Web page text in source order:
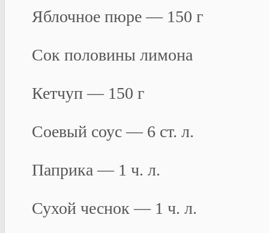
Яблочное пюре — 150 г
Сок половины лимона
Кетчуп — 150 г
Соевый соус — 6 ст. л.
Паприка — 1 ч. л.
Сухой чеснок — 1 ч. л.